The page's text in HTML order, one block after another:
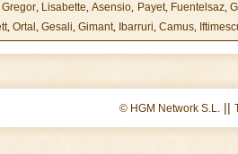
Gregor, Lisabette,Asensio, Payet, Fuentelsaz,
, Ortal , Gesali, Gimant, Ibarruri, Camus,
© HGM Network S.L. ||